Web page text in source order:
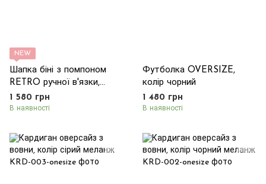
NEW
Шапка біні з помпоном
RETRO ручної в'язки,
різнокольоровий
1 580 грн
В наявності
Футболка OVERSIZE,
колір чорний
1 480 грн
В наявності